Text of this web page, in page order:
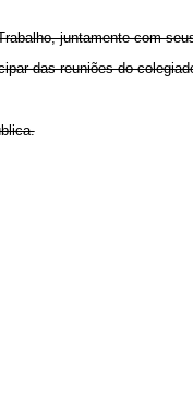
juntamente com
das reuniões do